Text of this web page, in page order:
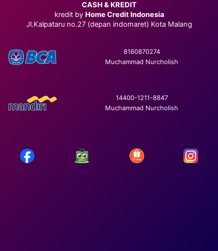
CASH & KREDIT
kredit by Home Credit Indonesia
Jl.Kalpataru no.27 (depan indomaret) Kota Malang
8160870274
Muchammad Nurcholish
14400-1211-8847
Muchammad Nurcholish